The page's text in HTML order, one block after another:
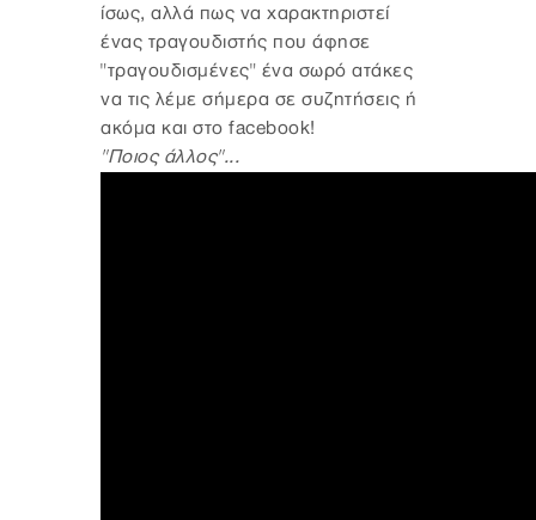
ίσως, αλλά πως να χαρακτηριστεί
ένας τραγουδιστής που άφησε
"τραγουδισμένες" ένα σωρό ατάκες
να τις λέμε σήμερα σε συζητήσεις ή
ακόμα και στο facebook!
"Ποιος άλλος"...